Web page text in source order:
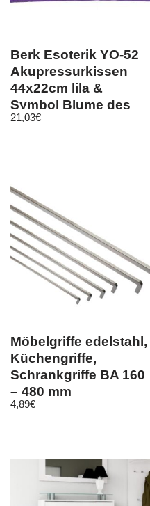
Berk Esoterik YO-52
Akupressurkissen
44x22cm lila &
Symbol Blume des
Lebens
21,03€
Möbelgriffe edelstahl,
Küchengriffe,
Schrankgriffe BA 160
– 480 mm
4,89€